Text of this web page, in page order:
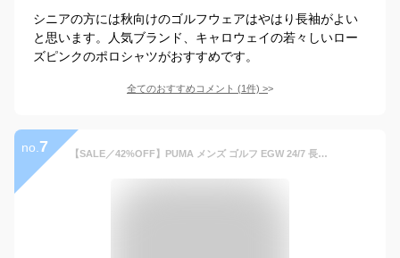
シニアの方には秋向けのゴルフウェアはやはり長袖がよい
と思います。人気ブランド、キャロウェイの若々しいロー
ズピンクのポロシャツがおすすめです。
全てのおすすめコメント (1件) >
no. 7 【SALE／42%OFF】PUMA メンズ ゴルフ EGW 24/7 長袖 ポロシャツ プーマ カットソー ポロシャツ ホワイト【RBA_E】【送料無料】